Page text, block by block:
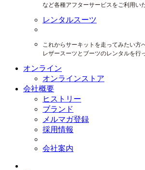
など各種アフターサービスをご利用い
レンタルスーツ
これからサーキットを走ってみたい方
レザースーツとブーツのレンタルを行
オンライン
オンラインストア
会社概要
ヒストリー
ブランド
メルマガ登録
採用情報
会社案内